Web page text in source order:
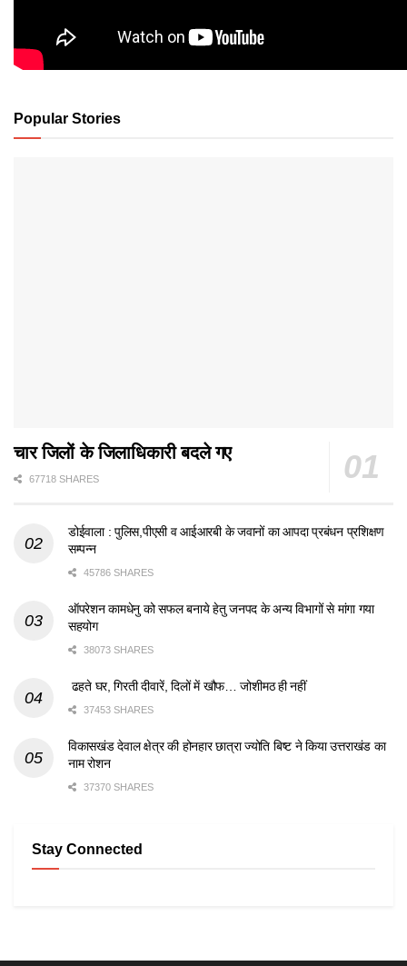
Popular Stories
चार जिलों के जिलाधिकारी बदले गए
67718 SHARES
डोईवाला : पुलिस,पीएसी व आईआरबी के जवानों का आपदा प्रबंधन प्रशिक्षण
सम्पन्न
45786 SHARES
ऑपरेशन कामधेनु को सफल बनाये हेतु जनपद के अन्य विभागों से मांगा गया
सहयोग
38073 SHARES
ढहते घर, गिरती दीवारें, दिलों में खौफ… जोशीमठ ही नहीं
37453 SHARES
विकासखंड देवाल क्षेत्र की होनहार छात्रा ज्योति बिष्ट ने किया उत्तराखंड का
नाम रोशन
37370 SHARES
Stay Connected